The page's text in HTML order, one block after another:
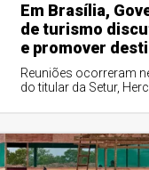
Em Brasília,
de turismo
e promover
cenário
Reuniões ocorreram
do titular da Setur,